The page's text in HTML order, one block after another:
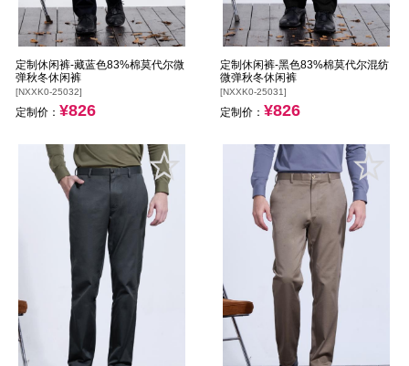
定制休闲裤-藏蓝色83%棉莫代尔微
弹秋冬休闲裤
[NXXK0-25032]
定制价： ¥826
定制休闲裤-黑色83%棉莫代尔混纺
微弹秋冬休闲裤
[NXXK0-25031]
定制价： ¥826